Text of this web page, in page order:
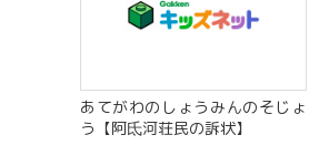
あてがわのしょうみんのそじょ
う【阿氐河荘民の訴状】